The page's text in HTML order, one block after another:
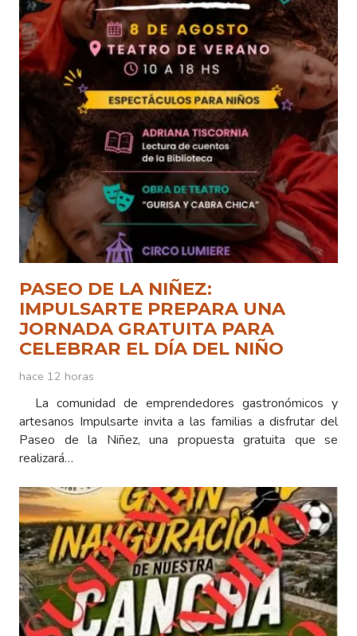
PASEO DE LA NIÑEZ:
IMPULSARTE PREPARA UNA
JORNADA GRATUITA PARA
CELEBRAR EL DÍA DEL NIÑO
hace 12 horas
La comunidad de emprendedores gastronómicos y
artesanos Impulsarte invita a las familias a disfrutar del
Paseo de la Niñez, una propuesta gratuita que se
realizará…